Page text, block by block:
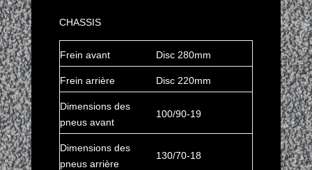
CHASSIS
Frein avant Disc 280mm
Frein arrière Disc 220mm
Dimensions des
pneus avant
100/90-19
Dimensions des
pneus arrière
130/70-18